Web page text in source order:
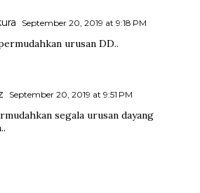
September 20, 2019 at 9:18 PM
urusan DD..
September 20, 2019 at 9:51 PM
segala urusan dayang